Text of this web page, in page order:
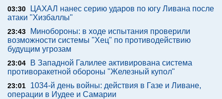
03:30
ЦАХАЛ нанес серию ударов по югу Ливана после
атаки "Хизбаллы"
23:43
Минобороны: в ходе испытания проверили
возможности системы "Хец" по противодействию
будущим угрозам
23:04
В Западной Галилее активирована система
противоракетной обороны "Железный купол"
23:01
1034-й день войны: действия в Газе и Ливане,
операции в Иудее и Самарии